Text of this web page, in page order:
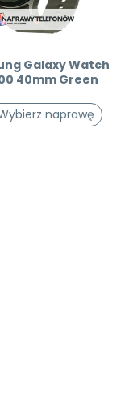
Galaxy Watch
40mm Green
naprawę